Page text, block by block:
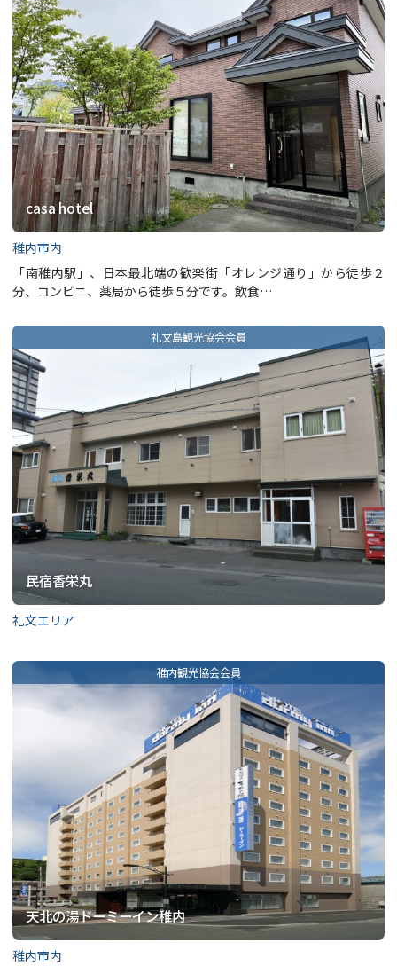
casa hotel
稚内市内
「南稚内駅」、日本最北端の歓楽街「オレンジ通り」から徒歩２
分、コンビニ、薬局から徒歩５分です。飲食…
民宿香栄丸
礼文エリア
天北の湯ドーミーイン稚内
稚内市内